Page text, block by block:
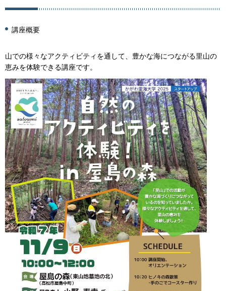
講座概要
山での様々なアクティビティを通して、豊かな海につながる里山の
恵みを体験できる講座です。